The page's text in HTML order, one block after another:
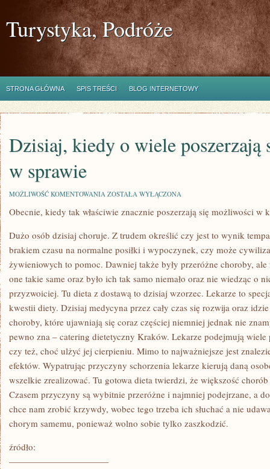
Turystyka, Podróże
STRONA GŁÓWNA SPIS TREŚCI BLOG INTERNETOWY
Dzisiaj, kiedy o wiele poszerzają
w sprawie
MOŻLIWOŚĆ KOMENTOWANIA DZISIAJ,
O
SIĘ
MOŻLIWOŚCI
SPRAWIE
ZOSTAŁA WYŁĄCZONA
Obecnie, kiedy tak właściwie znacznie poszerzają się możliwości w
Dużo osób dzisiaj choruje. Z trudem określić czy jest to wynik
brakiem czasu na normalne posiłki i wypoczynek, czy może
żywieniowych to pomoc. Dawniej także były przeróżne choroby,
one takie same oraz było ich tak samo niemało oraz nie wiedząc o
przyzwoiciej. Tu dieta z dostawą to dzisiaj wzorzec. Lekarze to
kwestii diety. Dzisiaj medycyna przez cały czas się rozwija oraz
choroby, które ujawniają się coraz częściej niemniej jednak nie
pewno zna – catering dietetyczny Kraków. Lekarze podejmują
czy też, choć ulżyć jej cierpieniu. Mimo to najważniejsze jest
efektów. Wypatrując przyczyny schorzenia lekarze kierują daną
wszelkie zrealizować. Tu gotowa dieta twierdzi, że większość
Czasem przyczyny są wybitnie przeróżne i najmniej podejrzane, a
chce nam zrobić krzywdy, wobec tego trzeba ich słuchać a nie
chorym samemu, ponieważ wolno sobie tylko zaszkodzić.
źródło:
———————————